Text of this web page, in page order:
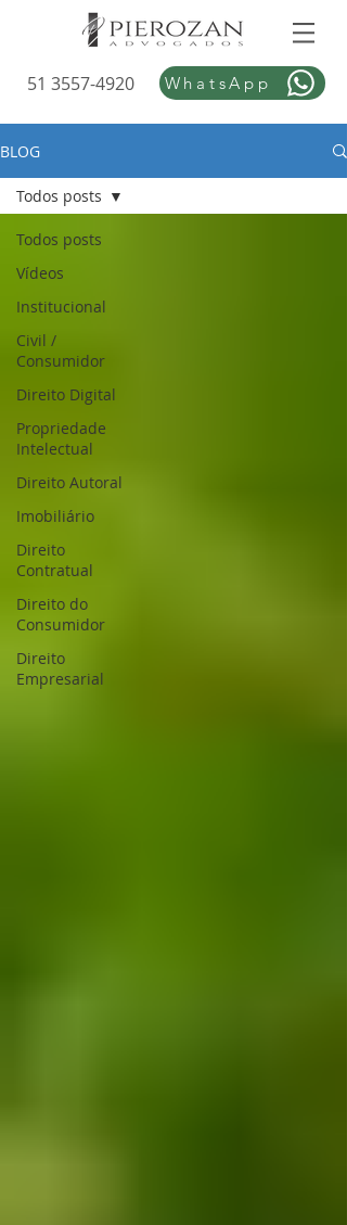
51 3557-4920 WhatsApp
BLOG
Todos posts
Vídeos
Institucional
Civil /
Consumidor
Direito Digital
Propriedade
Intelectual
Direito Autoral
Imobiliário
Direito
Contratual
Direito do
Consumidor
Direito
Empresarial
Todos posts